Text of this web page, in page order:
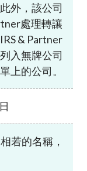
外，該公司
處理轉讓
& Partner
入無牌公司
上的公司。
若的名稱，